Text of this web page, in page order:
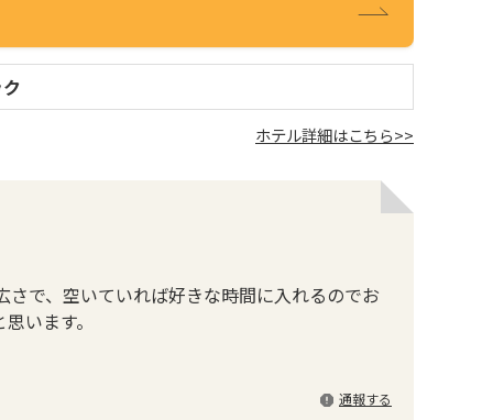
ホテル詳細はこちら>>
で、空いていれば好きな時間に入れるのでお
います。
通報する